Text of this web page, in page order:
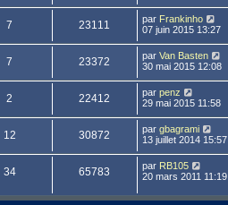
7 23111 par Frankinho
07 juin 2015 13:27
7 23372 par Van Basten
30 mai 2015 12:08
2 22412 par penz
29 mai 2015 11:58
12 30872 par gbagrami
13 juillet 2014 15:57
34 65783 par RB105
20 mars 2011 11:19